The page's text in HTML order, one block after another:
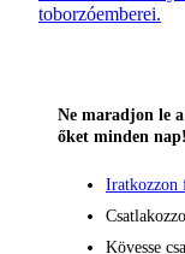
toborzóemberei.
Ne maradjon le
őket minden nap!
Iratkozzon
Kövesse